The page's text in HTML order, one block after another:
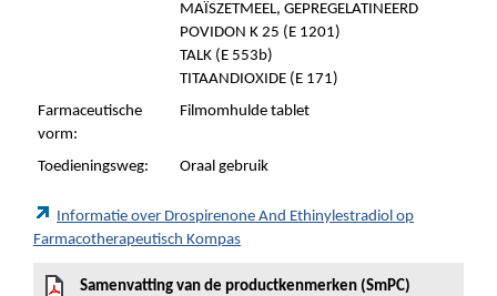
MAÏSZETMEEL, GEPREGELATINEERD
POVIDON K 25 (E 1201)
TALK (E 553b)
TITAANDIOXIDE (E 171)
Farmaceutische
vorm:
Filmomhulde tablet
Toedieningsweg: Oraal gebruik
Informatie over Drospirenone And Ethinylestradiol op
Farmacotherapeutisch Kompas
Samenvatting van de productkenmerken (SmPC)